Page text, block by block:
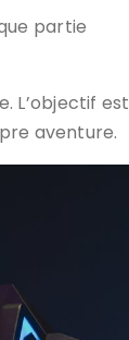
partie
L’objectif est
aventure.